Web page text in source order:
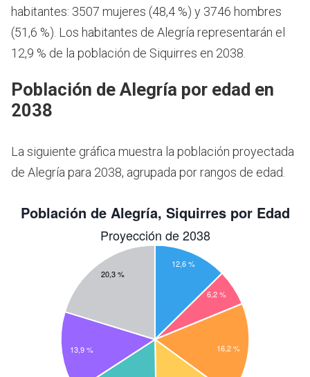
habitantes: 3507 mujeres (48,4 %) y 3746 hombres
(51,6 %). Los habitantes de Alegría representarán el
12,9 % de la población de Siquirres en 2038.
Población de Alegría por edad en
2038
La siguiente gráfica muestra la población proyectada
de Alegría para 2038, agrupada por rangos de edad.